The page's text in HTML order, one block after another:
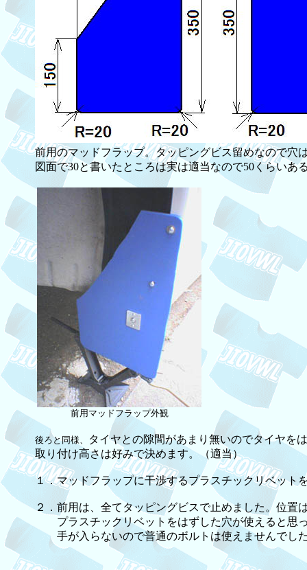
前用のマッドフラップ。タッピングビス留めなので穴
図面で30と書いたところは実は適当なので50くらいあ
前用マッドフラップ外観
後ろと同様、
タイヤとの隙間があまり無いのでタイヤを
取り付け高さは好みで決めます。（適当）
１．マッドフラップに干渉するプラスチックリベット
２．前用は、全てタッピングビスで止めました。位置
プラスチックリベットをはずした穴が使えると思
手が入らないので普通のボルトは使えませんでし